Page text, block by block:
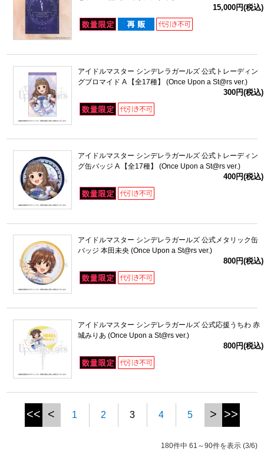
15,000円(税込)
アイドルマスター シンデレラガールズ 公式トレーディン
グブロマイド A 【全17種】 (Once Upon a St@rs ver.)
300円(税込)
アイドルマスター シンデレラガールズ 公式トレーディン
グ缶バッジ A 【全17種】 (Once Upon a St@rs ver.)
400円(税込)
アイドルマスター シンデレラガールズ 公式メタリック缶
バッジ 本田未央 (Once Upon a St@rs ver.)
800円(税込)
アイドルマスター シンデレラガールズ 公式応援うちわ 赤
城みりあ (Once Upon a St@rs ver.)
800円(税込)
<< < 1 2 3 4 5 > >>
180件中 61～90件を表示 (3/6)